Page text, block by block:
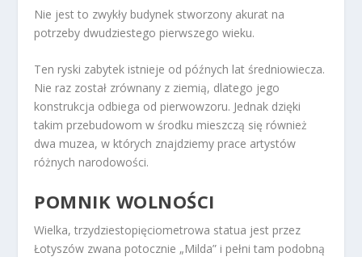
Nie jest to zwykły budynek stworzony akurat na
potrzeby dwudziestego pierwszego wieku.
Ten ryski zabytek istnieje od późnych lat średniowiecza.
Nie raz został zrównany z ziemią, dlatego jego
konstrukcja odbiega od pierwowzoru. Jednak dzięki
takim przebudowom w środku mieszczą się również
dwa muzea, w których znajdziemy prace artystów
różnych narodowości.
POMNIK WOLNOŚCI
Wielka, trzydziestopięciometrowa statua jest przez
Łotyszów zwana potocznie „Milda” i pełni tam podobną